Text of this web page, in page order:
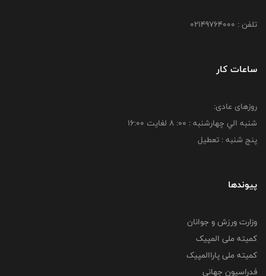
تلفن : 02149764000
ساعات کار
روزهای عادی:
شنبه الي چهارشنبه : 00: 8 لغايت 16:00
پنج شنبه : تعطیل
پیوندها
وزارت ورزش و جوانان
کمیته ملی المپیک
کمیته ملی پاراالمپیک
فدراسیون جهانی